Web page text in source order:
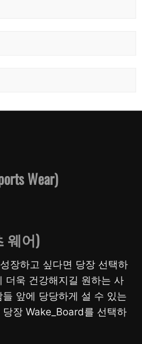
Wear)
웨어)
장하고 싶다면 당장 선택하
더욱 건강해지길 원하는 사
앞에 당당하게 설 수 있는
장 Wake_Board를 선택하